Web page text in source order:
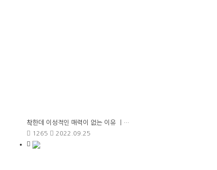
착한데 이성적인 매력이 없는 이유 ㅣ…
1265
2022.09.25